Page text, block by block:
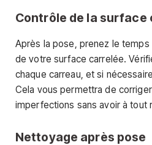
Contrôle de la surface
Après la pose, prenez le temps
de votre surface carrelée.
chaque carreau, et si
Cela vous permettra de
imperfections sans avoir à tout
Nettoyage après pose